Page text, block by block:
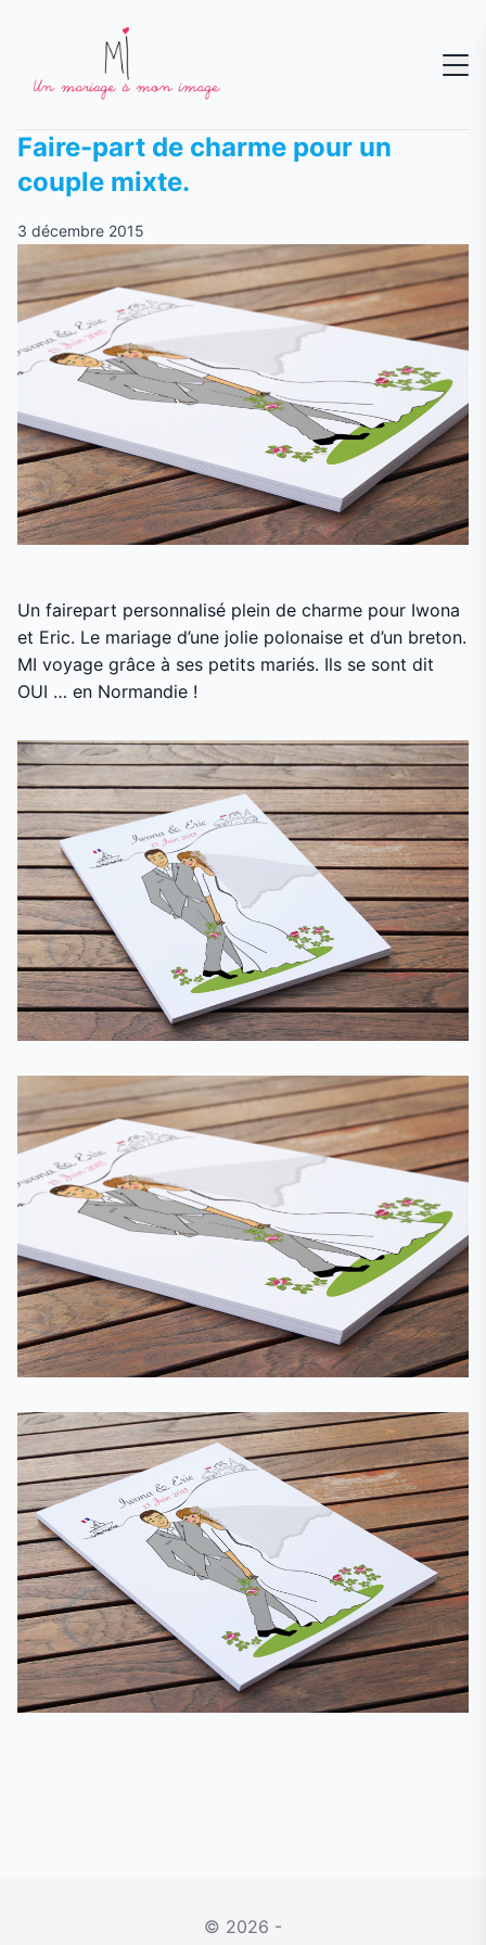
Faire-part de charme pour un
couple mixte.
3 décembre 2015
Un fairepart personnalisé plein de charme pour Iwona
et Eric. Le mariage d’une jolie polonaise et d’un breton.
MI voyage grâce à ses petits mariés. Ils se sont dit
OUI … en Normandie !
© 2026 -